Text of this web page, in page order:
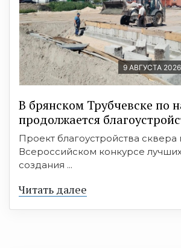
9 АВГУСТА
В брянском Трубчевске по
продолжается
Проект благоустройства
Всероссийском конкурсе
создания ...
Читать далее